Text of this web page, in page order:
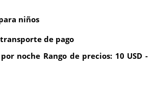
niños
de pago
noche Rango de precios: 10 USD -